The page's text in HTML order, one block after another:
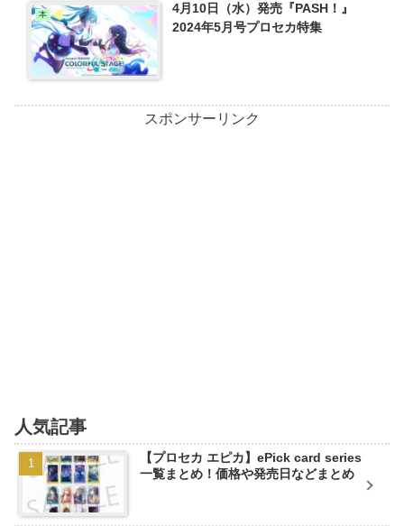
本
4月10日（水）発売『PASH！』
2024年5月号プロセカ特集
スポンサーリンク
人気記事
【プロセカ エピカ】ePick card series
一覧まとめ！価格や発売日などまとめ